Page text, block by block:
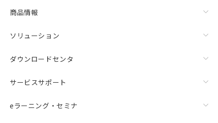
商品情報
ソリューション
ダウンロードセンタ
サービスサポート
eラーニング・セミナ